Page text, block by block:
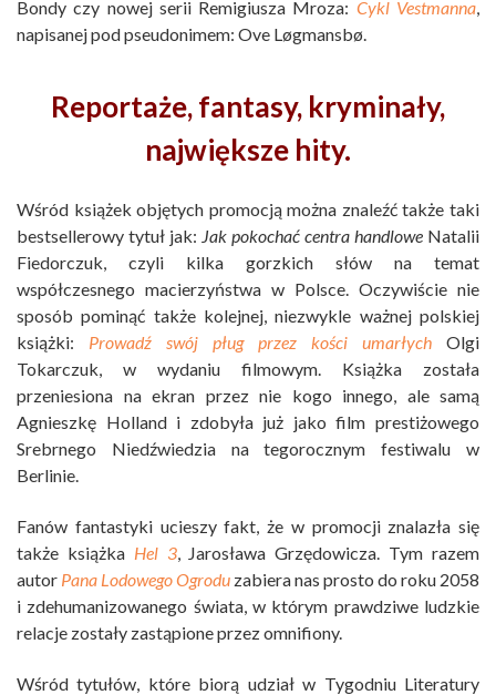
Bondy czy nowej serii Remigiusza Mroza: Cykl Vestmanna
napisanej pod pseudonimem: Ove Løgmansbø.
Reportaże, fantasy, kryminały,
największe hity.
Wśród książek objętych promocją można znaleźć także taki
bestsellerowy tytuł jak: Jak pokochać centra handlowe Natalii
Fiedorczuk, czyli kilka gorzkich słów na temat
współczesnego macierzyństwa w Polsce. Oczywiście nie
sposób pominąć także kolejnej, niezwykle ważnej polskiej
książki: Prowadź swój pług przez kości umarłych Olgi
Tokarczuk, w wydaniu filmowym. Książka została
przeniesiona na ekran przez nie kogo innego, ale samą
Agnieszkę Holland i zdobyła już jako film prestiżowego
Srebrnego Niedźwiedzia na tegorocznym festiwalu w
Berlinie.
Fanów fantastyki ucieszy fakt, że w promocji znalazła się
także książka Hel 3, Jarosława Grzędowicza. Tym razem
autor Pana Lodowego Ogrodu zabiera nas prosto do roku 2058
i zdehumanizowanego świata, w którym prawdziwe ludzkie
relacje zostały zastąpione przez omnifiony.
Wśród tytułów, które biorą udział w Tygodniu Literatury